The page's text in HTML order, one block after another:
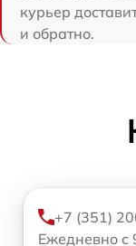
курьер
и обратно.
+7 (351)
Ежедневно с